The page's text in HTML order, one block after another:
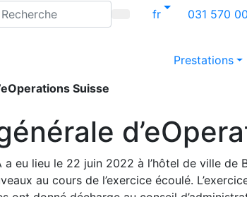
fr 031 570
Prestations
Suisse
a eu lieu le 22 juin 2022 à l’hôtel de ville
au cours de l’exercice écoulé.